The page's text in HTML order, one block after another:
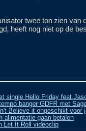
twee ton zien van
heeft nog niet op de
single Hello Friday
banger GDFR met
Believe it ongeschikt voor
alimentatie gaan betalen
Let It Roll videoclip